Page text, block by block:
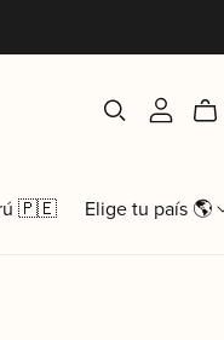
🇵🇪 Elige tu país 🌎